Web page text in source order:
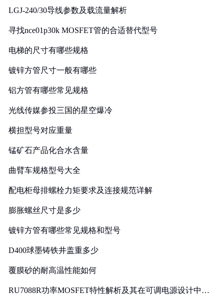
LGJ-240/30导线参数及载流量解析
寻找nce01p30k MOSFET管的合适替代型号
电梯的尺寸有哪些规格
镀锌方管尺寸一般有哪些
铝方管有哪些常见规格
光线传媒参投三国的星空爆冷
横担型号对应重量
锰矿石产品化合水含量
曲臂车规格型号大全
配电柜母排螺栓力矩要求及连接规范详解
膨胀螺丝尺寸是多少
镀锌方管有哪些常见规格和型号
D400球墨铸铁井盖重多少
覆膜砂的耐高温性能如何
RU7088R功率MOSFET特性解析及其在可调电源设计中的